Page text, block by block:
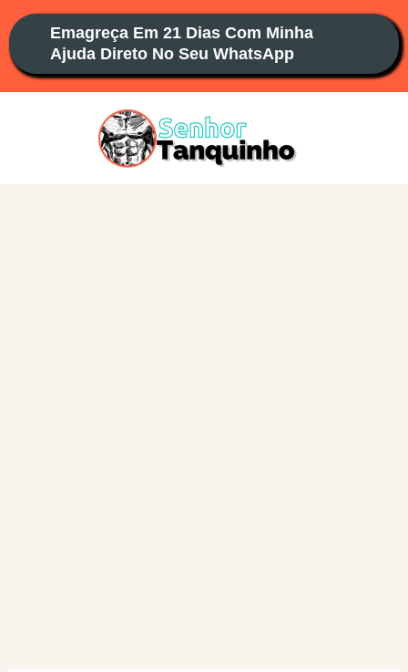
para
conteúdo
Emagreça Em 21 Dias Com Minha
Ajuda Direto No Seu WhatsApp